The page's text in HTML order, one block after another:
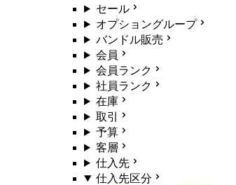
セール
オプショングループ
バンドル販売
会員
会員ランク
社員ランク
在庫
取引
予算
客層
仕入先
仕入先区分